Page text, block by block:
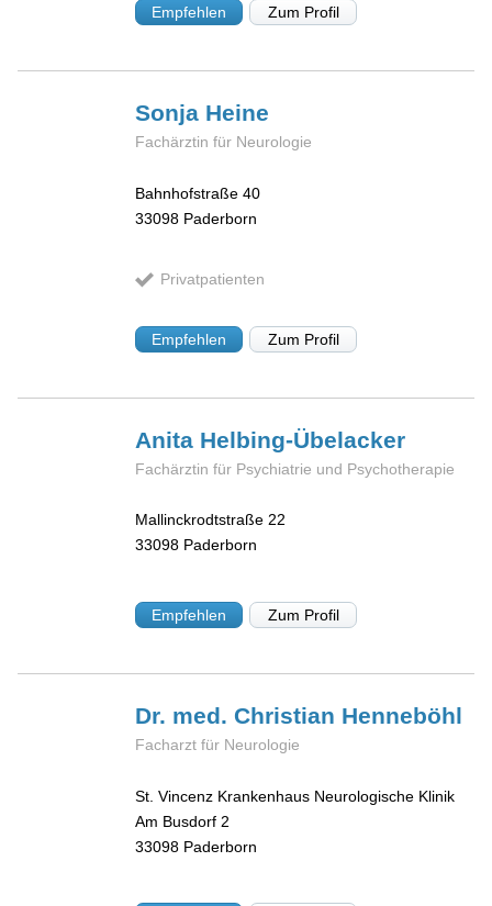
Empfehlen Zum Profil
Sonja Heine
Fachärztin für Neurologie
Bahnhofstraße 40
33098 Paderborn
Privatpatienten
Empfehlen Zum Profil
Anita Helbing-Übelacker
Fachärztin für Psychiatrie und Psychotherapie
Mallinckrodtstraße 22
33098 Paderborn
Empfehlen Zum Profil
Dr. med. Christian Henneböhl
Facharzt für Neurologie
St. Vincenz Krankenhaus Neurologische Klinik
Am Busdorf 2
33098 Paderborn